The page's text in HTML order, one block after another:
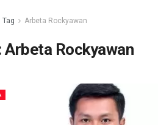
Tag Arbeta Rockyawan
Arbeta Rockyawan